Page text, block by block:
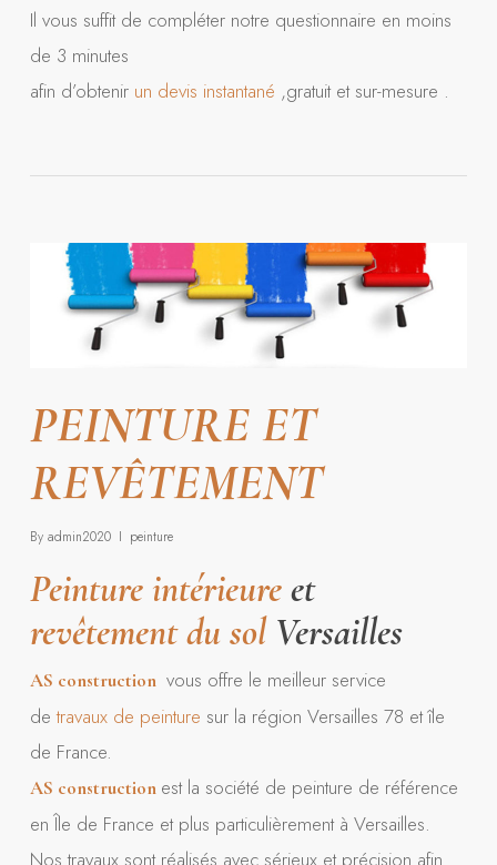
Il vous suffit de compléter notre questionnaire en moins
de 3 minutes
afin d’obtenir un devis instantané ,gratuit et sur-mesure .
PEINTURE ET
REVÊTEMENT
By admin2020 peinture
Peinture intérieureet
revêtement du solVersailles
AS construction vous offre le meilleur service
detravaux de peinture sur la région Versailles 78 et île
de France.
AS construction est la société de peinture de référence
en Île de France et plus particulièrement à Versailles.